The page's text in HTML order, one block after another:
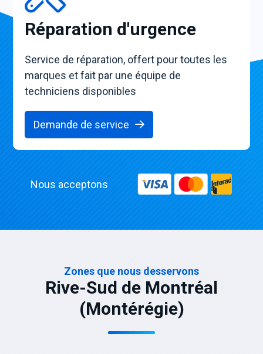
Réparation d'urgence
Service de réparation, offert pour toutes les
marques et fait par une équipe de
techniciens disponibles
Demande de service
Nous acceptons
Zones que nous desservons
Rive-Sud de Montréal
(Montérégie)